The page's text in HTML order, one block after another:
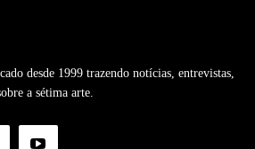
desde 1999 trazendo notícias, entrevistas,
a sétima arte.